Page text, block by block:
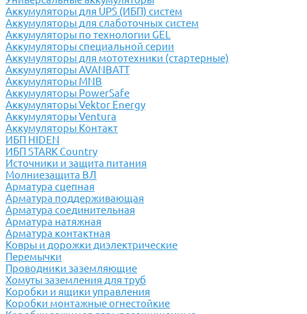
Аккумуляторы для UPS (ИБП) систем
Аккумуляторы для слаботочных систем
Аккумуляторы по технологии GEL
Аккумуляторы специальной серии
Аккумуляторы для мототехники (стартерные)
Аккумуляторы AVANBATT
Аккумуляторы MNB
Аккумуляторы PowerSafe
Аккумуляторы Vektor Energy
Аккумуляторы Ventura
Аккумуляторы Контакт
ИБП HIDEN
ИБП STARK Country
Источники и защита питания
Молниезащита ВЛ
Арматура сцепная
Арматура поддерживающая
Арматура соединительная
Арматура натяжная
Арматура контактная
Ковры и дорожки диэлектрические
Перемычки
Проводники заземляющие
Хомуты заземления для труб
Коробки и ящики управления
Коробки монтажные огнестойкие